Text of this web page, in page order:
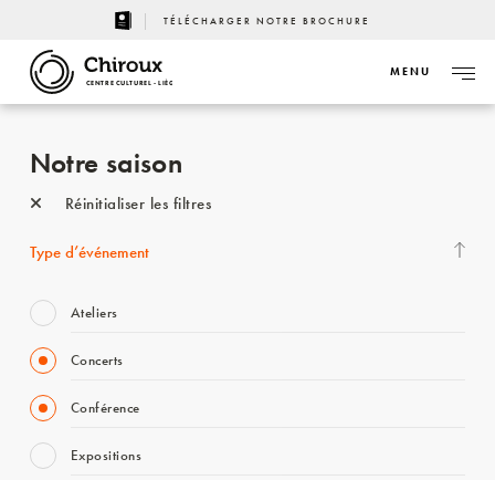
TÉLÉCHARGER NOTRE BROCHURE
CENTRE CULTUREL - LIÈGE
MENU
Notre saison
Réinitialiser les filtres
Type d’événement
Ateliers
Concerts
Conférence
Expositions